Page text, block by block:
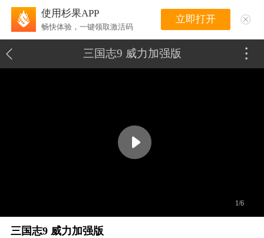
使用杉果APP
畅快体验，一键领取激活码
立即打开
三国志9 威力加强版
1/6
三国志9 威力加强版